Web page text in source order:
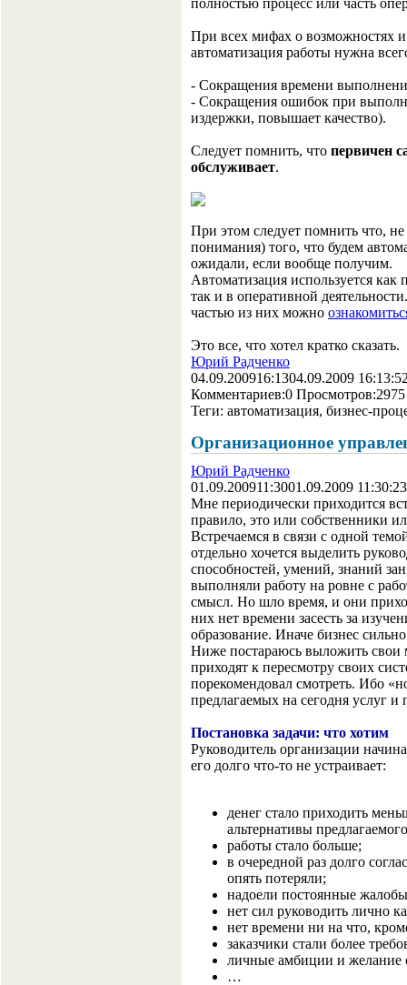
полностью процесс или часть
При всех мифах о возможностях
автоматизация работы нужна
- Сокращения времени
- Сокращения ошибок при
издержки, повышает качество).
Следует помнить, что первичен
обслуживает.
При этом следует помнить что,
понимания) того, что будем
ожидали, если вообще получим.
Автоматизация используется
так и в оперативной
частью из них можно
Это все, что хотел кратко сказать.
Юрий Радченко
04.09.200916:1304.09.2009
Комментариев:0 Просмотров:2975
Теги: автоматизация, бизнес-
Организационное
Юрий Радченко
01.09.200911:3001.09.2009 11:30:23
Мне периодически приходится
правило, это или собственники
Встречаемся в связи с одной
отдельно хочется выделить
способностей, умений, знаний
выполняли работу на ровне с
смысл. Но шло время, и они
них нет времени засесть за
образование. Иначе бизнес сильно
Ниже постараюсь выложить свои
приходят к пересмотру своих
порекомендовал смотреть. Ибо
предлагаемых на сегодня услуг
Постановка задачи: что хотим
Руководитель организации
его долго что-то не устраивает:
денег стало приходить
альтернативы
работы стало больше;
в очередной раз долго
опять потеряли;
надоели постоянные
нет сил руководить лично
нет времени ни на что,
заказчики стали более
личные амбиции и желание
…